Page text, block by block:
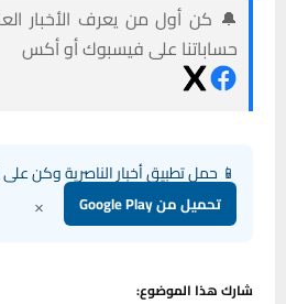
🔔 كن أول من يعرف الأخبار
حساباتنا على فيسبوك أو أكس
📱 حمل تطبيق أخبار الناصرية وكن على
تحميل من Google Play ×
شارك هذا الموضوع: